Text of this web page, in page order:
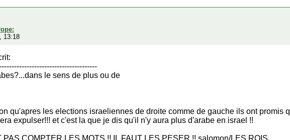
13:18
le sens de plus ou de
qu'apres les elections israeliennes de droite comme de gauche ils ont promis
expulser!!! et c'est la que je dis qu'il n'y aura plus d'arabe en israel !!
PAS COMPTER LES MOTS !! IL FAUT LES PESER !! salomon/LES ROIS